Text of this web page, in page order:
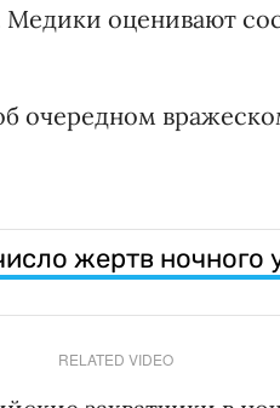
оценивают
очередном
жертв ночного
RELATED VIDEO